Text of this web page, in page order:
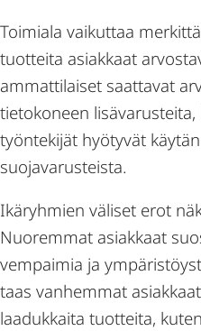
Toimiala vaikuttaa
tuotteita asiakkaat
ammattilaiset saattavat
tietokoneen
työntekijät hyötyvät
suojavarusteista.
Ikäryhmien väliset erot
Nuoremmat asiakkaat
vempaimia ja
taas vanhemmat
laadukkaita tuotteita,